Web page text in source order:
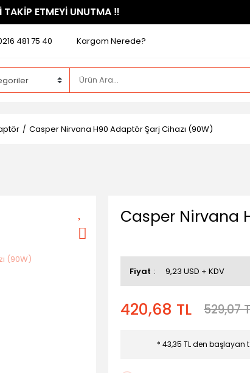
TAKİP ETMEYİ UNUTMA ​‼️​
481 75 40 Kargom Nerede?
Casper Nirvana H90 Adaptör Şarj Cihazı (90W)
Casper Nirvana
Fiyat 9,23 USD + KDV
420,68 TL 529,07
* 43,35 TL den başlayan